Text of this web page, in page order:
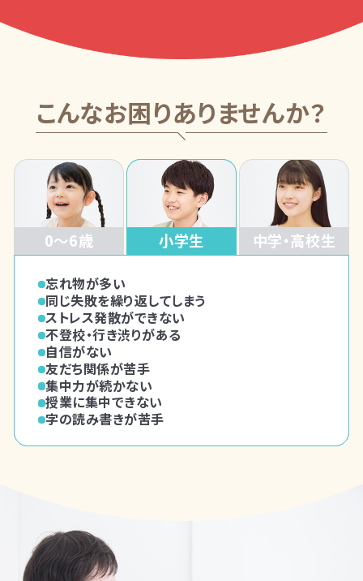
こんなお困りありませんか？
0～6歳 小学生 中学・高校生
言葉の遅れが気になる
指示が聞けない
集団参加が難しい
会話のやり取りが苦手
こだわりが強い
切り替えができない
かんしゃくを起こす
忘れ物が多い
同じ失敗を繰り返してしまう
ストレス発散ができない
不登校・行き渋りがある
自信がない
友だち関係が苦手
集中力が続かない
授業に集中できない
字の読み書きが苦手
授業についていけない
感情のコントロールが苦手
友だち関係が苦手
こだわりが強い
不登校・行き渋りがある
落ち着きがない
切り替えができない
計画を立てるのが苦手